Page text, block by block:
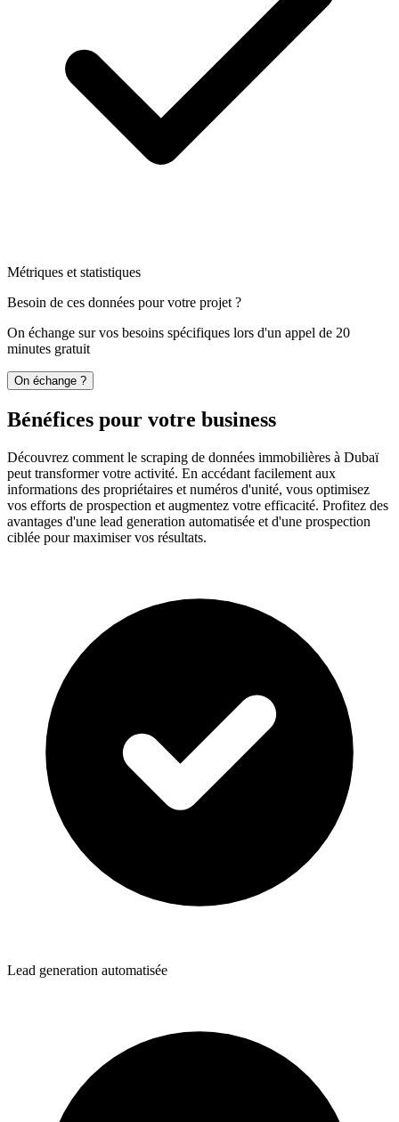
Métriques et statistiques
Besoin de ces données pour votre projet ?
On échange sur vos besoins spécifiques lors d'un appel de 20
minutes gratuit
On échange ?
Bénéfices pour votre business
Découvrez comment le scraping de données immobilières à Dubaï
peut transformer votre activité. En accédant facilement aux
informations des propriétaires et numéros d'unité, vous optimisez
vos efforts de prospection et augmentez votre efficacité. Profitez des
avantages d'une lead generation automatisée et d'une prospection
ciblée pour maximiser vos résultats.
Lead generation automatisée